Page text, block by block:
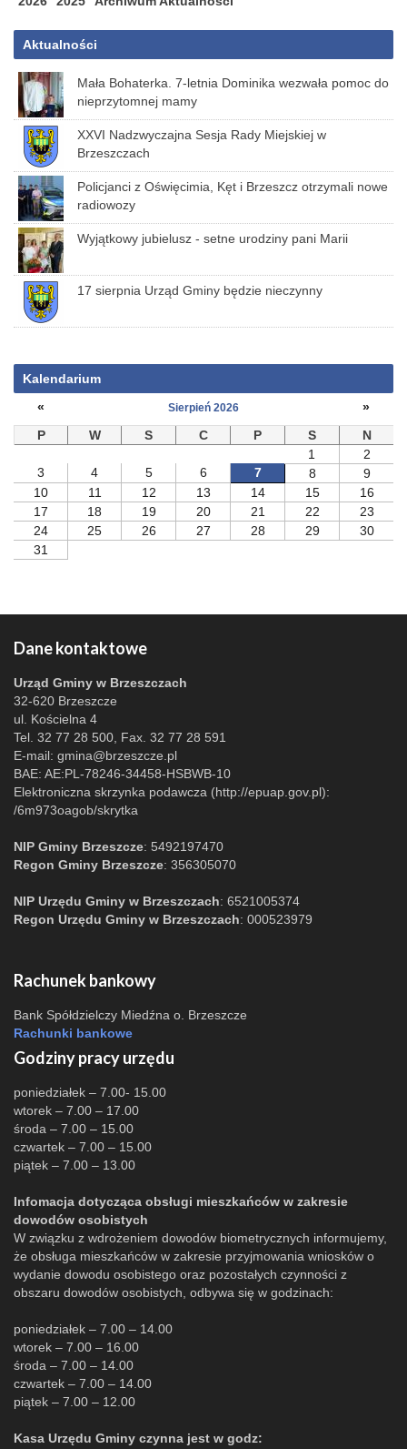
Aktualności
Mała Bohaterka. 7-letnia Dominika wezwała pomoc do
nieprzytomnej mamy
XXVI Nadzwyczajna Sesja Rady Miejskiej w
Brzeszczach
Policjanci z Oświęcimia, Kęt i Brzeszcz otrzymali nowe
radiowozy
Wyjątkowy jubielusz - setne urodziny pani Marii
17 sierpnia Urząd Gminy będzie nieczynny
Kalendarium
«
Sierpień 2026
»
P
W S C P S
N
1
2
3
4 5 6 7 8
9
10
11 12 13 14 15
16
17
18 19 20 21 22
23
24
25 26 27 28 29
30
31
Dane kontaktowe
Urząd Gminy w Brzeszczach
32-620 Brzeszcze
ul. Kościelna 4
Tel. 32 77 28 500, Fax. 32 77 28 591
E-mail: gmina@brzeszcze.pl
BAE: AE:PL-78246-34458-HSBWB-10
Elektroniczna skrzynka podawcza (http://epuap.gov.pl):
/6m973oagob/skrytka
NIP Gminy Brzeszcze: 5492197470
Regon Gminy Brzeszcze: 356305070
NIP Urzędu Gminy w Brzeszczach: 6521005374
Regon Urzędu Gminy w Brzeszczach: 000523979
Rachunek bankowy
Bank Spółdzielczy Miedźna o. Brzeszcze
Rachunki bankowe
Godziny pracy urzędu
poniedziałek – 7.00- 15.00
wtorek – 7.00 – 17.00
środa – 7.00 – 15.00
czwartek – 7.00 – 15.00
piątek – 7.00 – 13.00
Infomacja dotycząca obsługi mieszkańców w zakresie
dowodów osobistych
W związku z wdrożeniem dowodów biometrycznych informujemy,
że obsługa mieszkańców w zakresie przyjmowania wniosków o
wydanie dowodu osobistego oraz pozostałych czynności z
obszaru dowodów osobistych, odbywa się w godzinach:
poniedziałek – 7.00 – 14.00
wtorek – 7.00 – 16.00
środa – 7.00 – 14.00
czwartek – 7.00 – 14.00
piątek – 7.00 – 12.00
Kasa Urzędu Gminy czynna jest w godz: